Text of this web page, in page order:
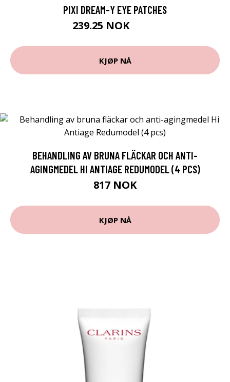
PIXI DREAM-Y EYE PATCHES
239.25 NOK
KJØP NÅ
BEHANDLING AV BRUNA FLÄCKAR OCH ANTI-
AGINGMEDEL HI ANTIAGE REDUMODEL (4 PCS)
817 NOK
KJØP NÅ